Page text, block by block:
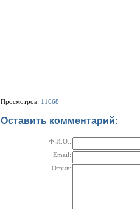
Просмотров: 11668
Оставить комментарий:
Ф.И.О.:
Email:
Отзыв: